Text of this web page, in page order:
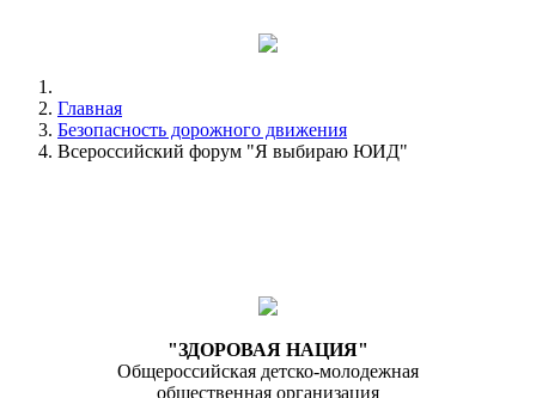
Главная
Безопасность дорожного движения
Всероссийский форум "Я выбираю ЮИД"
"ЗДОРОВАЯ НАЦИЯ"
Общероссийская детско-молодежная
общественная организация